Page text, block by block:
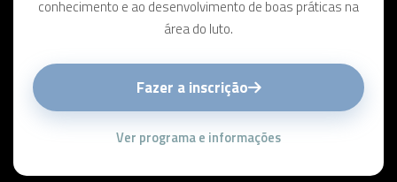
conhecimento e ao desenvolvimento de boas práticas na
área do luto.
Fazer a inscrição
Ver programa e informações